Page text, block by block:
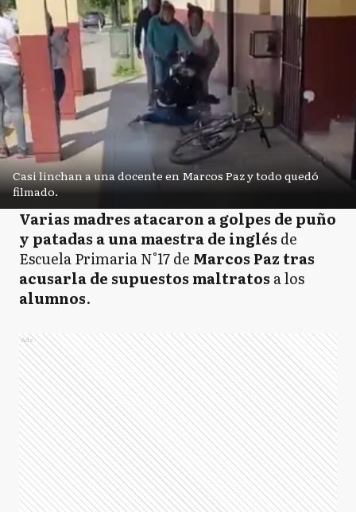
Casi linchan a una docente en Marcos Paz y todo quedó
filmado.
Varias madres atacaron a golpes de puño
y patadas a una maestra de inglés de
Escuela Primaria N°17 de Marcos Paz tras
acusarla de supuestos maltratos a los
alumnos.
Ads